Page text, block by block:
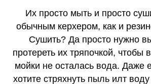
Их просто мыть и просто
обычным керхером, как и
Сушить? Да просто нужно
протереть их тряпочкой, чтобы
мойки не осталась вода. Даже
хотите стряхнуть пыль илт